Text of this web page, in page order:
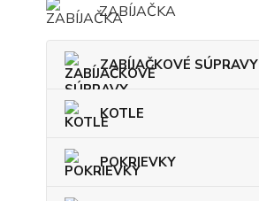
ZABÍJAČKA
ZABÍJAČKOVÉ SÚPRAVY
KOTLE
POKRIEVKY